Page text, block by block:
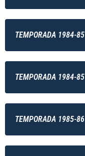
TEMPORADA 1984-85
TEMPORADA 1984-85
TEMPORADA 1985-86